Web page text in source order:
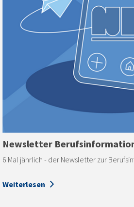
Newsletter
6 Mal jährlich - der Newsletter zur
Weiterlesen